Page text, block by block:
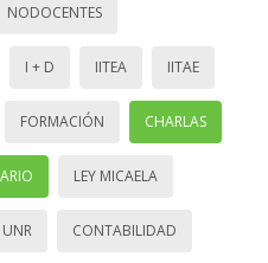
NODOCENTES
I + D IITEA IITAE
FORMACIÓN CHARLAS
LEY MICAELA
UNR CONTABILIDAD